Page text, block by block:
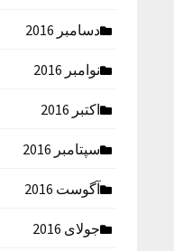
دسامبر 2016
نوامبر 2016
اکتبر 2016
سپتامبر 2016
آگوست 2016
جولای 2016